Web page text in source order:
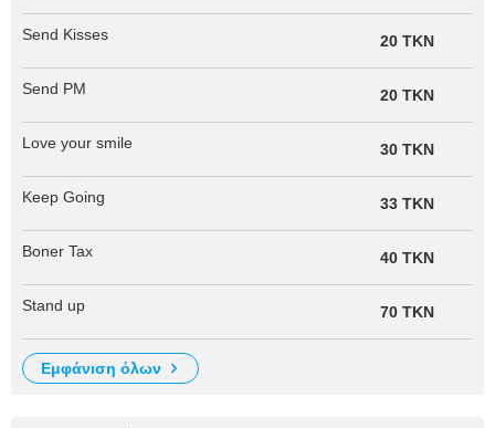
Send Kisses 20 TKN
Send PM 20 TKN
Love your smile 30 TKN
Keep Going 33 TKN
Boner Tax 40 TKN
Stand up 70 TKN
εμφάνιση όλων